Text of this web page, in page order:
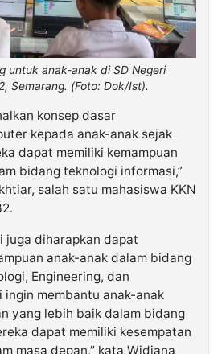
untuk anak-anak di SD Negeri
Semarang. (Foto: Dok/Ist).
konsep dasar
kepada anak-anak sejak
dapat memiliki kemampuan
bidang teknologi informasi,”
salah satu mahasiswa KKN
juga diharapkan dapat
anak-anak dalam bidang
Engineering, dan
ingin membantu anak-anak
yang lebih baik dalam bidang
dapat memiliki kesempatan
masa depan,” kata Widiana